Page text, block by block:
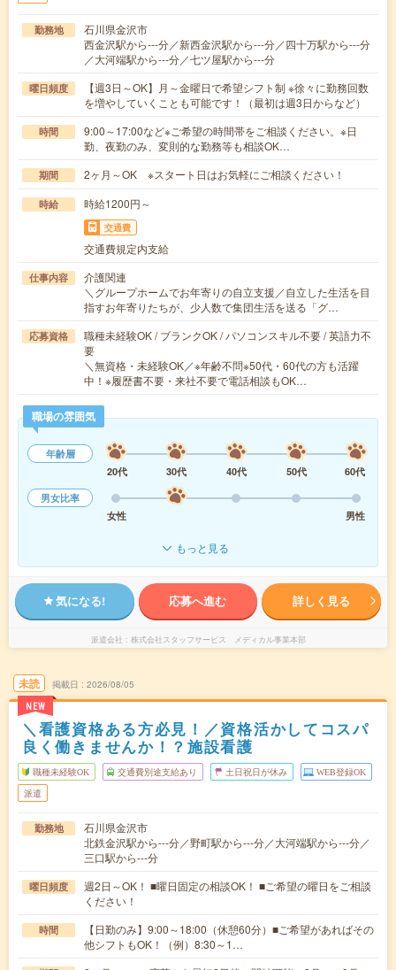
勤務地
石川県金沢市
西金沢駅から---分／新西金沢駅から---分／四十万駅から---分
／大河端駅から---分／七ツ屋駅から---分
曜日頻度
【週3日～OK】月～金曜日で希望シフト制 ※徐々に勤務回数
を増やしていくことも可能です！（最初は週3日からなど）
時間
9:00～17:00など※ご希望の時間帯をご相談ください。※日
勤、夜勤のみ、変則的な勤務等も相談OK…
期間 2ヶ月～OK ※スタート日はお気軽にご相談ください！
時給 時給1200円～
交通費
交通費規定内支給
仕事内容
介護関連
＼グループホームでお年寄りの自立支援／自立した生活を目
指すお年寄りたちが、少人数で集団生活を送る「グ…
応募資格
職種未経験OK / ブランクOK / パソコンスキル不要 / 英語力不
要
＼無資格・未経験OK／※年齢不問※50代・60代の方も活躍
中！※履歴書不要・来社不要で電話相談もOK…
職場の雰囲気
年齢層
20代
30代 40代 50代
60代
男女比率
女性
男性
もっと見る
気になる! 応募へ進む 詳しく見る
派遣会社 株式会社スタッフサービス メディカル事業本部
未読
NEW
掲載日 2026/08/05
＼看護資格ある方必見！／資格活かしてコスパ
良く働きませんか！？施設看護
職種未経験OK 交通費別途支給あり 土日祝日が休み WEB登録OK
派遣
勤務地
石川県金沢市
北鉄金沢駅から---分／野町駅から---分／大河端駅から---分／
三口駅から---分
曜日頻度
週2日～OK！ ■曜日固定の相談OK！ ■ご希望の曜日をご相談
ください！
時間
【日勤のみ】9:00～18:00（休憩60分）■ご希望があればその
他シフトもOK！（例）8:30～1…